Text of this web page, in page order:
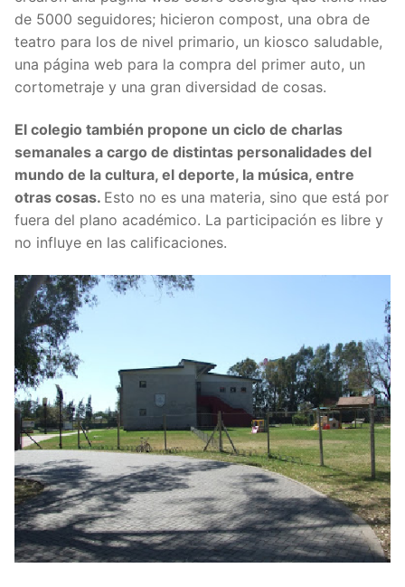
de 5000 seguidores; hicieron compost, una obra de
teatro para los de nivel primario, un kiosco saludable,
una página web para la compra del primer auto, un
cortometraje y una gran diversidad de cosas.
El colegio también propone un ciclo de charlas
semanales a cargo de distintas personalidades del
mundo de la cultura, el deporte, la música, entre
otras cosas. Esto no es una materia, sino que está por
fuera del plano académico. La participación es libre y
no influye en las calificaciones.